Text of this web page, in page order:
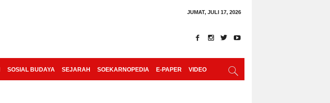
JUMAT, JULI 17, 2026
SOSIAL BUDAYA SEJARAH SOEKARNOPEDIA E-PAPER VIDEO